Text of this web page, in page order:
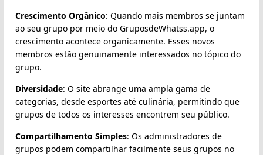
Crescimento Orgânico: Quando mais membros se juntam
ao seu grupo por meio do GruposdeWhatss.app, o
crescimento acontece organicamente. Esses novos
membros estão genuinamente interessados no tópico do
grupo.
Diversidade: O site abrange uma ampla gama de
categorias, desde esportes até culinária, permitindo que
grupos de todos os interesses encontrem seu público.
Compartilhamento Simples: Os administradores de
grupos podem compartilhar facilmente seus grupos no